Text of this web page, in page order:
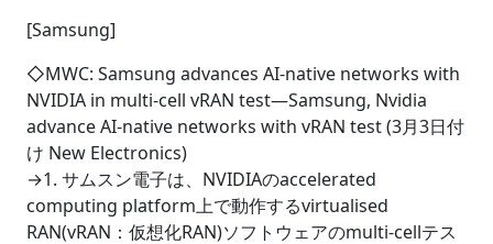
[Samsung]
◇MWC: Samsung advances AI-native networks with
NVIDIA in multi-cell vRAN test―Samsung, Nvidia
advance AI-native networks with vRAN test (3月3日付
け New Electronics)
→1. サムスン電子は、NVIDIAのaccelerated
computing platform上で動作するvirtualised
RAN(vRAN：仮想化RAN)ソフトウェアのmulti-cellテス